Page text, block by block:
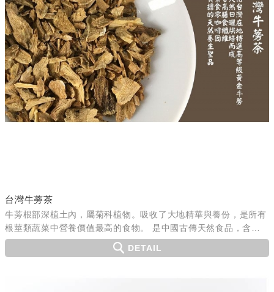
台灣牛蒡茶
牛蒡根部深植土內，屬菊科植物。吸收了大地精華與養份，是所有
根莖類蔬菜中營養價值最高的食物。 是中國古傳天然食品，含多
種營養成分，微量元素、菊苣纖維含量高，有益健康。
DETAIL